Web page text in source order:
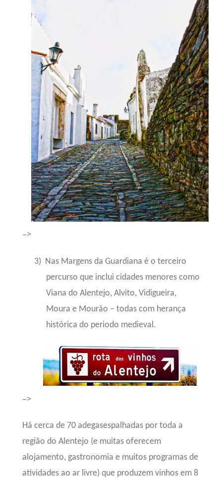
–>
3)
Nas Margens da Guardiana é o terceiro
percurso que inclui cidades menores como
Viana do Alentejo, Alvito, Vidigueira,
Moura e Mourão – todas com herança
histórica do periodo medieval.
–>
Há cerca de70 adegasespalhadas por toda a
região do Alentejo (e muitas oferecem
alojamento, gastronomia e muitos programas de
atividades ao ar livre) que produzem vinhos em 8